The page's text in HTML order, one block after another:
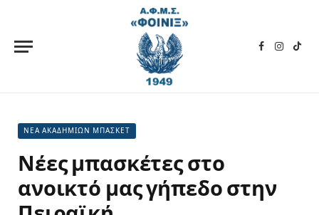
Facebook
ΝΕΑ ΑΚΑΔΗΜΙΩΝ ΜΠΑΣΚΕΤ
Νέες μπασκέτες στο
ανοικτό μας γήπεδο στην